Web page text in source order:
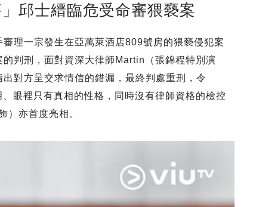
邱士縉臨危受命審猥褻案
理一宗發生在亞萬萊酒店809號房的猥褻侵犯案
判刑，面對資深大律師Martin（張錦程特別演
對方呈交求情信的錯漏，最終判處重刑，令
眼裡只有真相的性格，同時沒有律師資格的檢控
）亦首度亮相。